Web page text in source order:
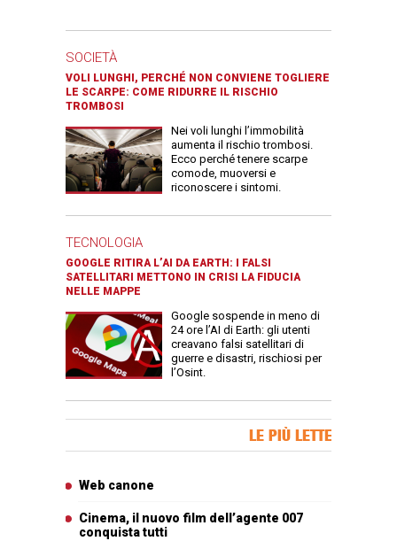
SOCIETÀ
VOLI LUNGHI, PERCHÉ NON CONVIENE TOGLIERE
LE SCARPE: COME RIDURRE IL RISCHIO
TROMBOSI
Nei voli lunghi l’immobilità
aumenta il rischio trombosi.
Ecco perché tenere scarpe
comode, muoversi e
riconoscere i sintomi.
TECNOLOGIA
GOOGLE RITIRA L’AI DA EARTH: I FALSI
SATELLITARI METTONO IN CRISI LA FIDUCIA
NELLE MAPPE
Google sospende in meno di
24 ore l’AI di Earth: gli utenti
creavano falsi satellitari di
guerre e disastri, rischiosi per
l’Osint.
LE PIÙ LETTE
Web canone
Cinema, il nuovo film dell’agente 007
conquista tutti